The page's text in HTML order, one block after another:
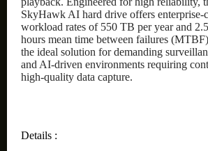
SkyHawk AI hard drive offers enterprise-
workload rates of 550 TB per year and
hours mean time between failures
the ideal solution for demanding
and AI-driven environments requiring
high-quality data capture.
Details :